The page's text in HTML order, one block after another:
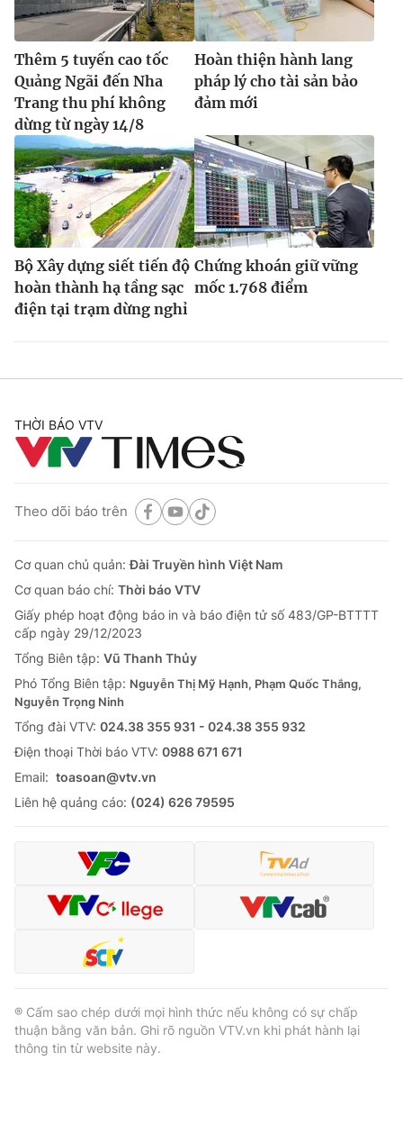
Thêm 5 tuyến cao tốc
Quảng Ngãi đến Nha
Trang thu phí không
dừng từ ngày 14/8
Hoàn thiện hành lang
pháp lý cho tài sản bảo
đảm mới
Bộ Xây dựng siết tiến độ
hoàn thành hạ tầng sạc
điện tại trạm dừng nghỉ
Chứng khoán giữ vững
mốc 1.768 điểm
THỜI BÁO VTV
Theo dõi báo trên
Cơ quan chủ quản:Đài Truyền hình Việt Nam
Cơ quan báo chí: Thời báo VTV
Giấy phép hoạt động báo in và báo điện tử số 483/GP-BTTTT
cấp ngày 29/12/2023
Tổng Biên tập: Vũ Thanh Thủy
Phó Tổng Biên tập: Nguyễn Thị Mỹ Hạnh, Phạm Quốc Thắng,
Nguyễn Trọng Ninh
Tổng đài VTV: 024.38 355 931 - 024.38 355 932
Ðiện thoại Thời báo VTV: 0988 671 671
Email: toasoan@vtv.vn
Liên hệ quảng cáo: (024) 626 79595
® Cấm sao chép dưới mọi hình thức nếu không có sự chấp
thuận bằng văn bản. Ghi rõ nguồn VTV.vn khi phát hành lại
thông tin từ website này.